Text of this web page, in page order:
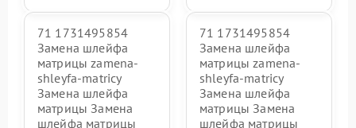
71 1731495854
Замена шлейфа
матрицы zamena-
shleyfa-matricy
Замена шлейфа
матрицы Замена
шлейфа матрицы
71 1731495854
Замена шлейфа
матрицы zamena-
shleyfa-matricy
Замена шлейфа
матрицы Замена
шлейфа матрицы